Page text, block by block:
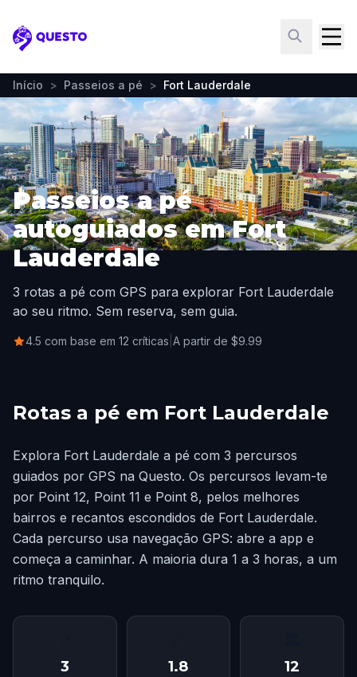
Questo
Início > Passeios a pé > Fort Lauderdale
Passeios a pé
autoguiados em Fort
Lauderdale
3 rotas a pé com GPS para explorar Fort Lauderdale
ao seu ritmo. Sem reserva, sem guia.
4.5 com base em 12 críticas A partir de $9.99
Rotas a pé em Fort Lauderdale
Explora Fort Lauderdale a pé com 3 percursos
guiados por GPS na Questo. Os percursos levam-te
por Point 12, Point 11 e Point 8, pelos melhores
bairros e recantos escondidos de Fort Lauderdale.
Cada percurso usa navegação GPS: abre a app e
começa a caminhar. A maioria dura 1 a 3 horas, a um
ritmo tranquilo.
3 1.8 12